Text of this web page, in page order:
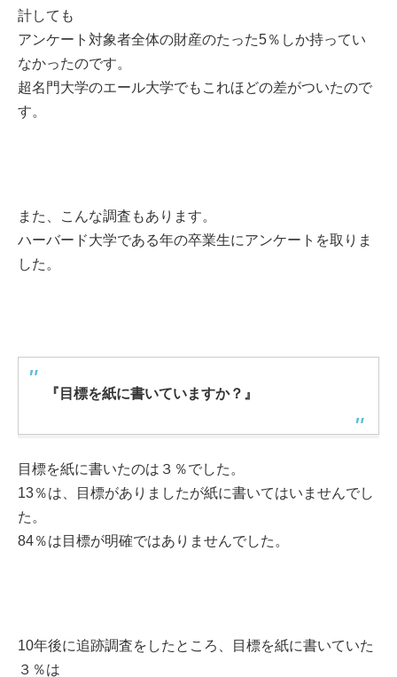
計しても
アンケート対象者全体の財産のたった5％しか持ってい
なかったのです。
超名門大学のエール大学でもこれほどの差がついたので
す。
また、こんな調査もあります。
ハーバード大学である年の卒業生にアンケートを取りま
した。
『目標を紙に書いていますか？』
目標を紙に書いたのは３％でした。
13％は、目標がありましたが紙に書いてはいませんでし
た。
84％は目標が明確ではありませんでした。
10年後に追跡調査をしたところ、目標を紙に書いていた
３％は